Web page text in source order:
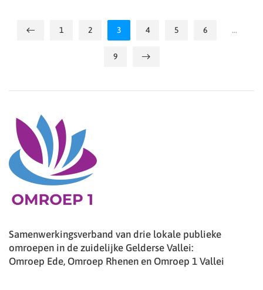
1 2 3 4 5 6 …
9
Samenwerkingsverband van drie lokale publieke
omroepen in de zuidelijke Gelderse Vallei:
Omroep Ede, Omroep Rhenen en Omroep 1 Vallei